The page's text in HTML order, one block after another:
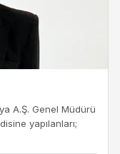
A.Ş. Genel Müdürü
yapılanları;